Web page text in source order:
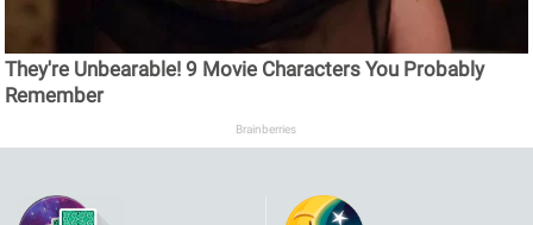
They're Unbearable! 9 Movie Characters You Probably
Remember
Brainberries